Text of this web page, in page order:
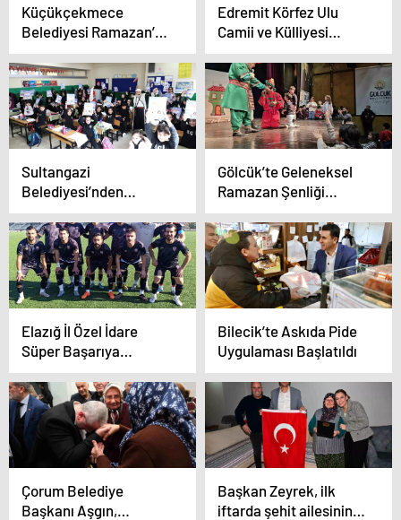
Küçükçekmece
Belediyesi Ramazan’da
İftar Sofraları Kurdu
Edremit Körfez Ulu
Camii ve Külliyesi
İftarda Tanıtıldı
Sultangazi
Belediyesi’nden
Çocuklara Ramazan
Sürprizi: Çat Kapı
Tiyatro
Gölcük’te Geleneksel
Ramazan Şenliği
Çocukları Eğlendiriyor
Elazığ İl Özel İdare
Süper Başarıya
Koşuyor
Bilecik’te Askıda Pide
Uygulaması Başlatıldı
Çorum Belediye
Başkanı Aşgın,
Başkan Zeyrek, ilk
iftarda şehit ailesinin